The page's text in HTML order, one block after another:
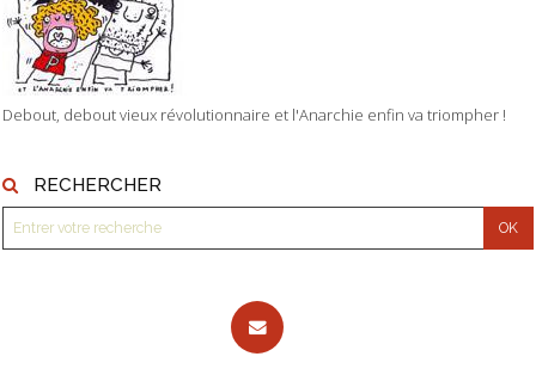
Debout, debout vieux révolutionnaire et l'Anarchie enfin va triompher !
RECHERCHER